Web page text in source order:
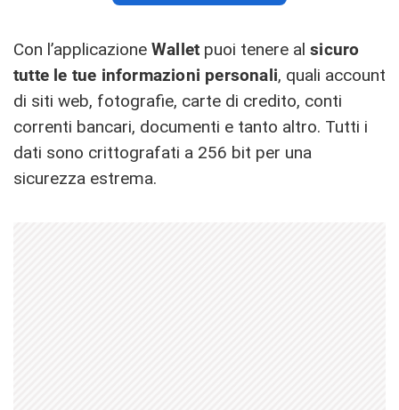
Con l’applicazione Wallet puoi tenere alsicuro
tutte le tue informazioni personali, quali account
di siti web, fotografie, carte di credito, conti
correnti bancari, documenti e tanto altro. Tutti i
dati sono crittografati a 256 bit per una
sicurezza estrema.